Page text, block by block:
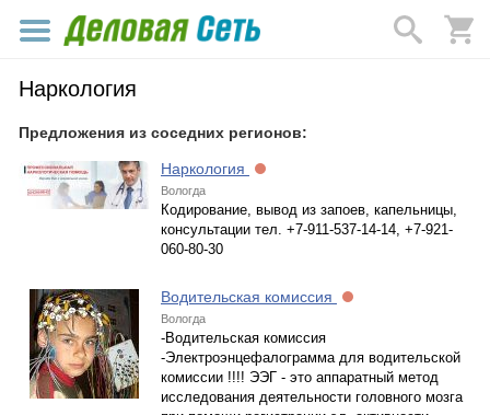
Наркология
Предложения из соседних регионов:
Наркология
Вологда
Кодирование, вывод из запоев, капельницы,
консультации тел. +7-911-537-14-14, +7-921-
060-80-30
Водительская комиссия
Вологда
-Водительская комиссия
-Электроэнцефалограмма для водительской
комиссии !!!! ЭЭГ - это аппаратный метод
исследования деятельности головного мозга